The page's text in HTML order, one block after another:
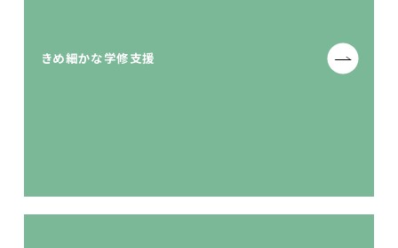
きめ細かな学修支援